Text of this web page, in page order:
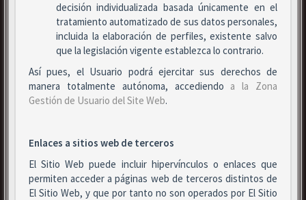
decisión individualizada basada únicamente en el
tratamiento automatizado de sus datos personales,
incluida la elaboración de perfiles, existente salvo
que la legislación vigente establezca lo contrario.
Así pues, el Usuario podrá ejercitar sus derechos de
manera totalmente autónoma, accediendo a la Zona
Gestión de Usuario del Site Web.
Enlaces a sitios web de terceros
El Sitio Web puede incluir hipervínculos o enlaces que
permiten acceder a páginas web de terceros distintos de
El Sitio Web, y que por tanto no son operados por El Sitio